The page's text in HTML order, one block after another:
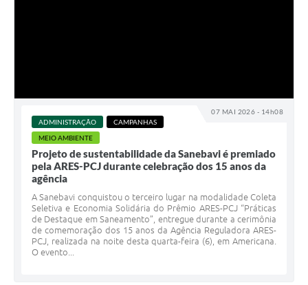
07 MAI 2026 - 14h08
ADMINISTRAÇÃO
CAMPANHAS
MEIO AMBIENTE
Projeto de sustentabilidade da Sanebavi é premiado
pela ARES-PCJ durante celebração dos 15 anos da
agência
A Sanebavi conquistou o terceiro lugar na modalidade Coleta
Seletiva e Economia Solidária do Prêmio ARES-PCJ “Práticas
de Destaque em Saneamento”, entregue durante a cerimônia
de comemoração dos 15 anos da Agência Reguladora ARES-
PCJ, realizada na noite desta quarta-feira (6), em Americana.
O evento...